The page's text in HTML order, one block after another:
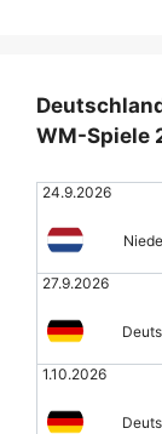
WM-Spiele
24.9.2026
27.9.2026
1.10.2026